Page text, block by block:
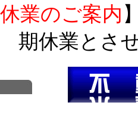
業のご案内
期休業とさ